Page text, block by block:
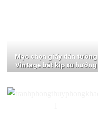
Mẹo chọn giấy dán tường
Vintage bắt kịp xu hướng